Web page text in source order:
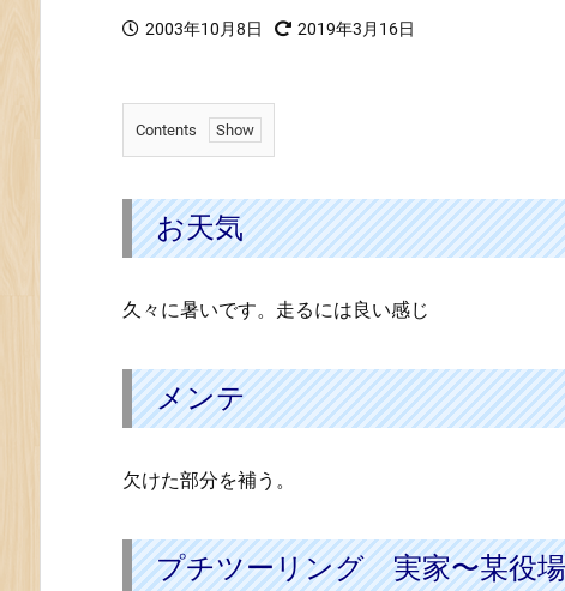
2003年10月8日 2019年3月16日
Contents
1.
天
気
メ
テ
3.
プ
ツ
リ
ン
お天気
久々に暑いです。走るには良い感じ
メンテ
欠けた部分を補う。
プチツーリング 実家〜某役場